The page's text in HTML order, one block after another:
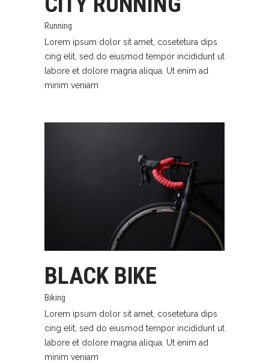
Running
Lorem ipsum dolor sit amet, cosetetura dips
cing elit, sed do eiusmod tempor incididunt ut
labore et dolore magna aliqua. Ut enim ad
minim veniam
BLACK BIKE
Biking
Lorem ipsum dolor sit amet, cosetetura dips
cing elit, sed do eiusmod tempor incididunt ut
labore et dolore magna aliqua. Ut enim ad
minim veniam